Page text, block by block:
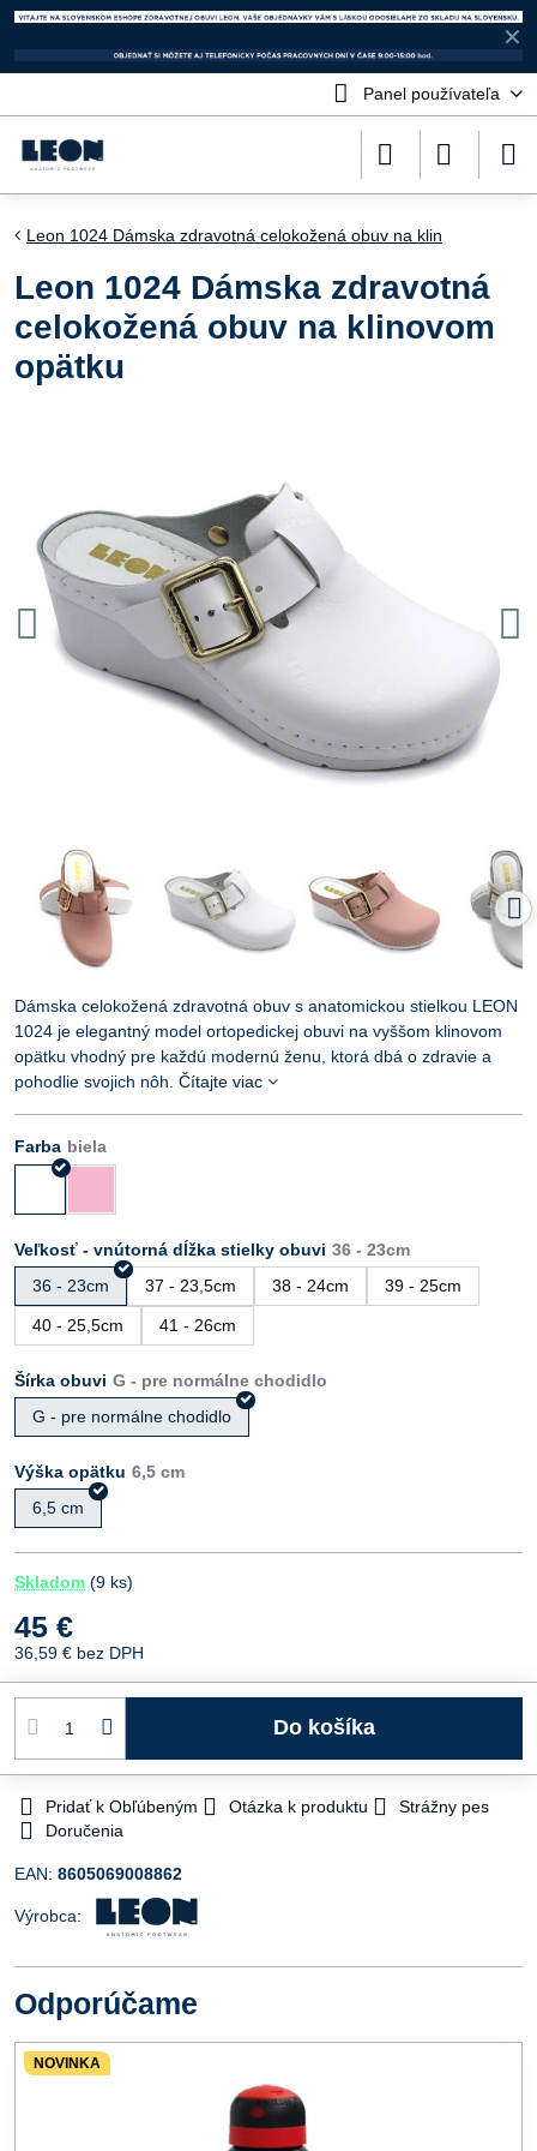
✕
Panel používateľa
Leon 1024 Dámska zdravotná celokožená obuv na klin
Leon 1024 Dámska zdravotná
celokožená obuv na klinovom
opätku
Dámska celokožená zdravotná obuv s anatomickou stielkou LEON
1024 je elegantný model ortopedickej obuvi na vyššom klinovom
opätku vhodný pre každú modernú ženu, ktorá dbá o zdravie a
pohodlie svojich nôh. Čítajte viac
Farba
Veľkosť - vnútorná dĺžka stielky obuvi
36 - 23cm
37 - 23,5cm 38 - 24cm 39 - 25cm
40 - 25,5cm 41 - 26cm
Šírka obuvi
G - pre normálne chodidlo
Výška opätku
6,5 cm
Skladom (9 ks)
45 €
36,59 € bez DPH
Do košíka
Pridať k Obľúbeným Otázka k produktu
Strážny pes
Doručenia
EAN: 8605069008862
Výrobca:
Odporúčame
NOVINKA